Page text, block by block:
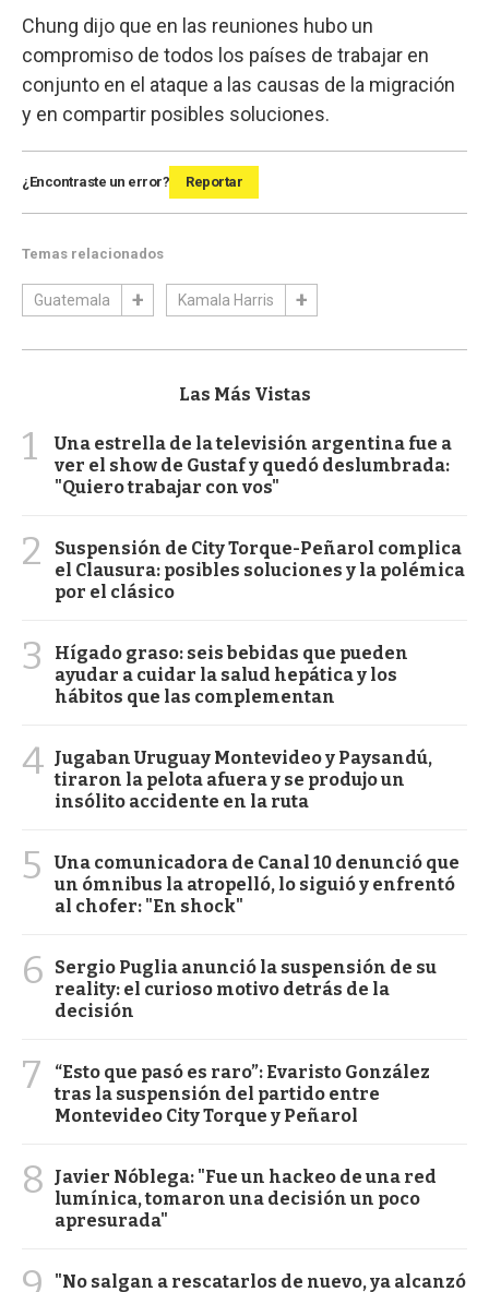
Chung dijo que en las reuniones hubo un
compromiso de todos los países de trabajar en
conjunto en el ataque a las causas de la migración
y en compartir posibles soluciones.
¿Encontraste un error? Reportar
Temas relacionados
Guatemala Kamala Harris
Las Más Vistas
1
Una estrella de la televisión argentina fue a
ver el show de Gustaf y quedó deslumbrada:
"Quiero trabajar con vos"
2
Suspensión de City Torque-Peñarol complica
el Clausura: posibles soluciones y la polémica
por el clásico
3
Hígado graso: seis bebidas que pueden
ayudar a cuidar la salud hepática y los
hábitos que las complementan
4 Jugaban Uruguay Montevideo y Paysandú,
tiraron la pelota afuera y se produjo un
insólito accidente en la ruta
5
Una comunicadora de Canal 10 denunció que
un ómnibus la atropelló, lo siguió y enfrentó
al chofer: "En shock"
6
Sergio Puglia anunció la suspensión de su
reality: el curioso motivo detrás de la
decisión
7
“Esto que pasó es raro”: Evaristo González
tras la suspensión del partido entre
Montevideo City Torque y Peñarol
8
Javier Nóblega: "Fue un hackeo de una red
lumínica, tomaron una decisión un poco
apresurada"
"No salgan a rescatarlos de nuevo, ya alcanzó